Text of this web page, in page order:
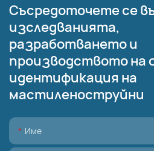
Съсредоточете се
изследванията,
разработването и
производството на
идентификация на
мастиленоструйни
Име